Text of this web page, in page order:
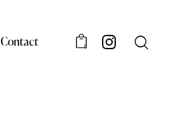
Contact 0